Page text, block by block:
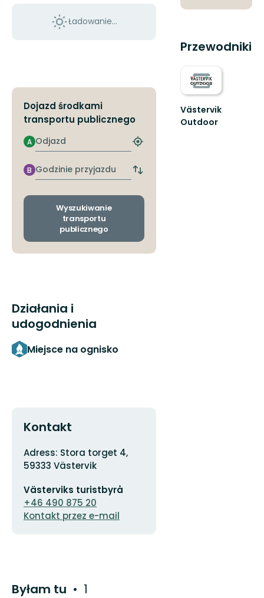
Ładowanie...
Dojazd środkami
transportu publicznego
Odjazd
A
Znajdź
przystanek
Godzinie
przyjazdu
B
Zmiana
odjazdu
Wyszukiwanie
transportu
publicznego
Działania i
udogodnienia
Miejsce na ognisko
Kontakt
Adres
Adress: Stora torget 4,
59333 Västervik
e-
mail
Västerviks turistbyrå
+46 490 875 20
Kontakt przez e-mail
Byłam tu 1
Przewodniki
Västervik
Outdoor